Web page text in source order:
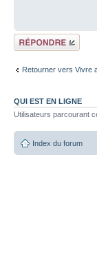
Répondre
Retourner vers Vivre
QUI EST EN LIGNE
Utilisateurs parcourant
Index du forum